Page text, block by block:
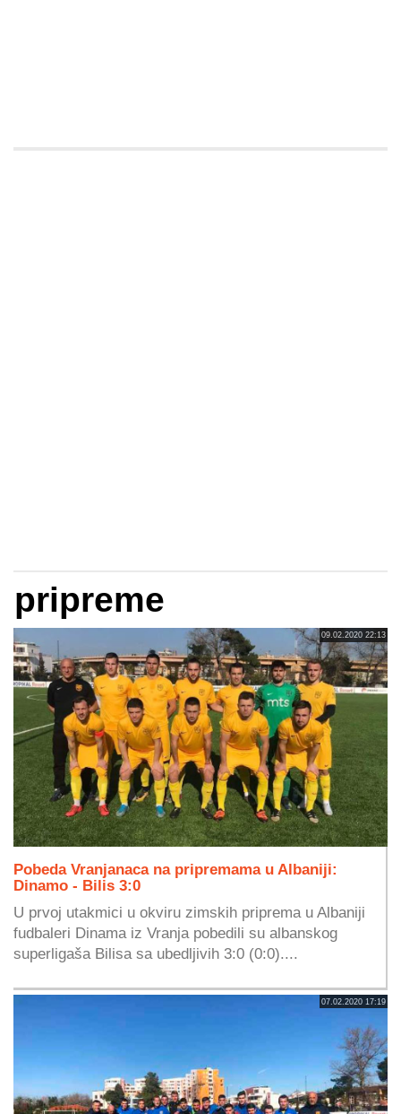
pripreme
09.02.2020 22:13
Pobeda Vranjanaca na pripremama u Albaniji:
Dinamo - Bilis 3:0
U prvoj utakmici u okviru zimskih priprema u Albaniji
fudbaleri Dinama iz Vranja pobedili su albanskog
superligaša Bilisa sa ubedljivih 3:0 (0:0)....
07.02.2020 17:19